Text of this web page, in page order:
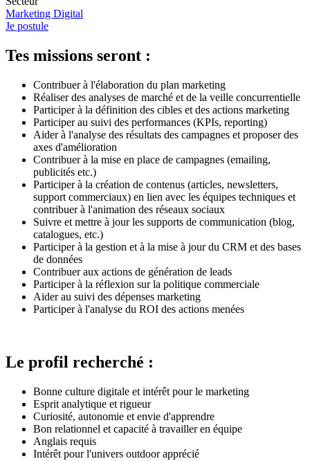
Marketing Digital
Je postule
Tes missions seront :
Contribuer à l'élaboration du plan marketing
Réaliser des analyses de marché et de la veille concurrentielle
Participer à la définition des cibles et des actions marketing
Participer au suivi des performances (KPIs, reporting)
Aider à l'analyse des résultats des campagnes et proposer des
axes d'amélioration
Contribuer à la mise en place de campagnes (emailing,
publicités etc.)
Participer à la création de contenus (articles, newsletters,
support commerciaux) en lien avec les équipes techniques et
contribuer à l'animation des réseaux sociaux
Suivre et mettre à jour les supports de communication (blog,
catalogues, etc.)
Participer à la gestion et à la mise à jour du CRM et des bases
de données
Contribuer aux actions de génération de leads
Participer à la réflexion sur la politique commerciale
Aider au suivi des dépenses marketing
Participer à l'analyse du ROI des actions menées
Le profil recherché :
Bonne culture digitale et intérêt pour le marketing
Esprit analytique et rigueur
Curiosité, autonomie et envie d'apprendre
Bon relationnel et capacité à travailler en équipe
Anglais requis
Intérêt pour l'univers outdoor apprécié